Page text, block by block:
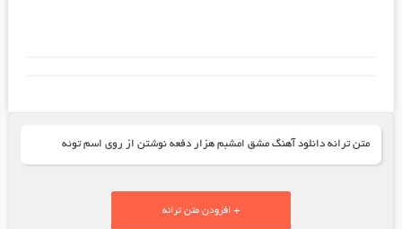
متن ترانه دانلود آهنگ مشق امشبم هزار دفعه نوشتن از روی اسم توئه
+ افزودن متن ترانه